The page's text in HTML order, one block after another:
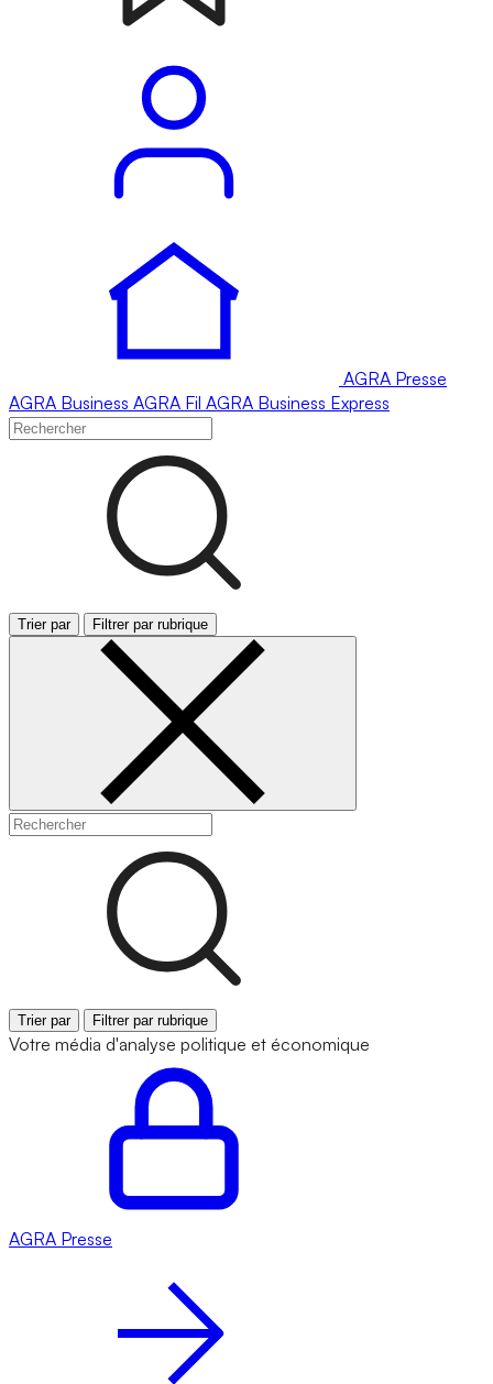
AGRA Presse
AGRA Business AGRA Fil AGRA Business Express
Trier par Filtrer par rubrique
Trier par Filtrer par rubrique
Votre média d'analyse politique et économique
AGRA Presse